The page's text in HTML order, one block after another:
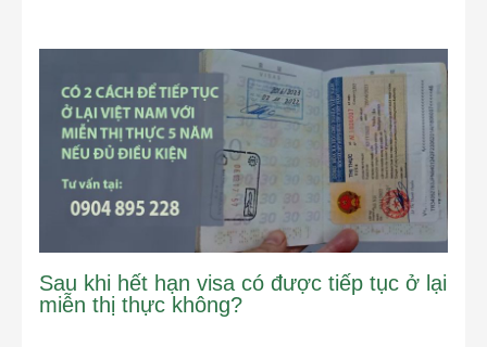
Sau khi hết hạn visa có được tiếp tục ở lại
miễn thị thực không?